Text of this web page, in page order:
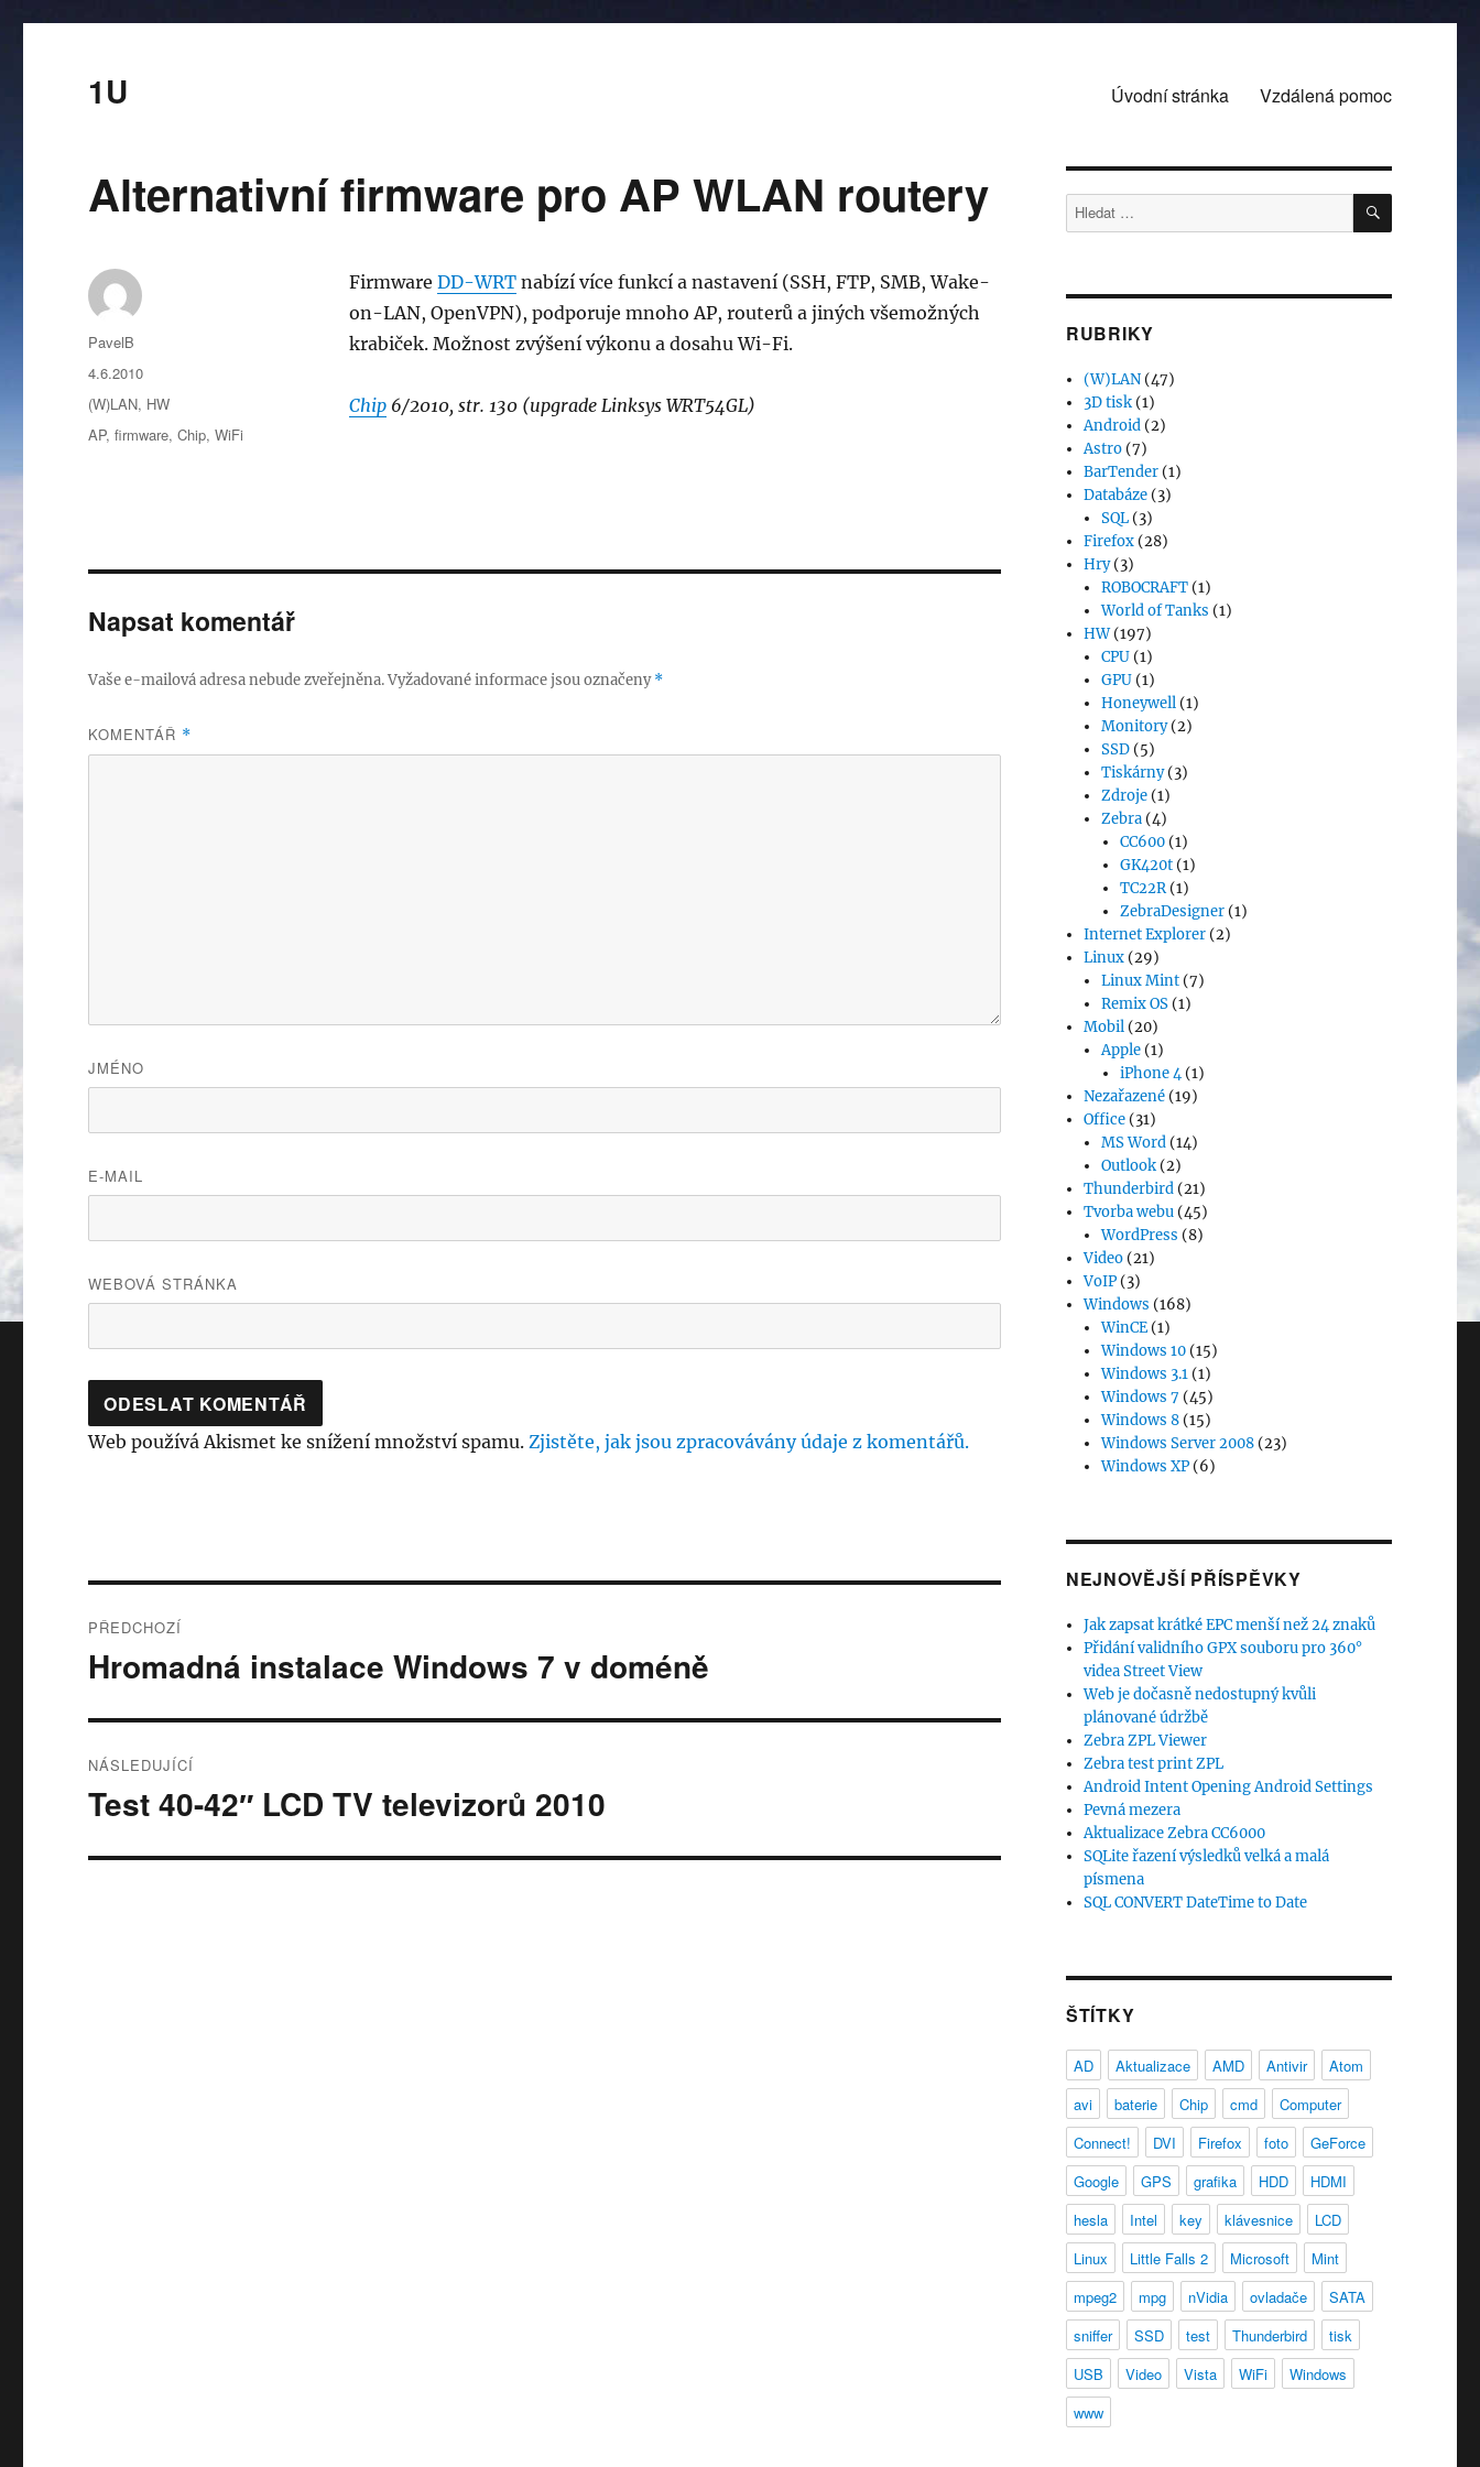
1U Úvodní stránka Vzdálená pomoc
Alternativní firmware pro AP WLAN routery
Firmware DD-WRTnabízí více funkcí a nastavení (SSH, FTP, SMB, Wake-
on-LAN, OpenVPN), podporuje mnoho AP, routerů a jiných všemožných
krabiček. Možnost zvýšení výkonu a dosahu Wi-Fi.
Chip6/2010, str. 130 (upgrade Linksys WRT54GL)
Autor:
PavelB
Publikováno:
4.6.2010
Rubriky:
(W)LAN, HW
Štítky:
AP,firmware,Chip,WiFi
Napsat komentář
Vaše e-mailová adresa nebude zveřejněna.Vyžadované informace jsou označeny*
KOMENTÁŘ *
JMÉNO
E-MAIL
WEBOVÁ STRÁNKA
Web používá Akismet ke snížení množství spamu.Zjistěte, jak jsou zpracovávány údaje z komentářů.
pro
PŘEDCHOZÍ
Předchozí
Hromadná instalace Windows 7 v doméně
NÁSLEDUJÍCÍ
Následující
Test 40-42″ LCD TV televizorů 2010
Hledat: HLEDÁNÍ
RUBRIKY
(W)LAN (47)
3D tisk (1)
Android (2)
Astro (7)
BarTender (1)
Databáze (3)
SQL (3)
Firefox (28)
Hry(3)
ROBOCRAFT (1)
World of Tanks (1)
HW(197)
CPU (1)
GPU (1)
Honeywell (1)
Monitory(2)
SSD (5)
Tiskárny(3)
Zdroje (1)
Zebra (4)
CC600(1)
GK420t(1)
TC22R(1)
ZebraDesigner(1)
Internet Explorer (2)
Linux (29)
Linux Mint (7)
Remix OS (1)
Mobil (20)
Apple (1)
iPhone 4(1)
Nezařazené (19)
Office (31)
MS Word (14)
Outlook (2)
Thunderbird (21)
Tvorba webu (45)
WordPress (8)
Video (21)
VoIP (3)
Windows (168)
WinCE (1)
Windows 10 (15)
Windows 3.1 (1)
Windows 7 (45)
Windows 8 (15)
Windows Server 2008 (23)
Windows XP (6)
NEJNOVĚJŠÍ PŘÍSPĚVKY
Jak zapsat krátké EPC menší než 24 znaků
Přidání validního GPX souboru pro 360°
videa Street View
Web je dočasně nedostupný kvůli
plánované údržbě
Zebra ZPL Viewer
Zebra test print ZPL
Android Intent Opening Android Settings
Pevná mezera
Aktualizace Zebra CC6000
SQLite řazení výsledků velká a malá
písmena
SQL CONVERT DateTime to Date
ŠTÍTKY
AD Aktualizace AMD Antivir
Atom
avi
baterie Chip cmd
Computer
Connect!
DVI Firefox foto
GeForce
Google
GPS grafika HDD
HDMI
hesla
Intel key klávesnice
LCD
Linux
Little Falls 2 Microsoft
Mint
mpeg2
mpg nVidia ovladače
SATA
sniffer
SSD test Thunderbird
tisk
USB
Video Vista WiFi
Windows
www